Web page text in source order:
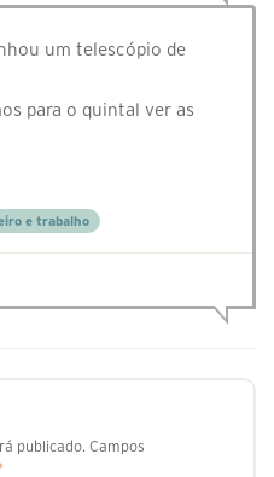
um telescópio de
para o quintal ver as
e trabalho
publicado. Campos